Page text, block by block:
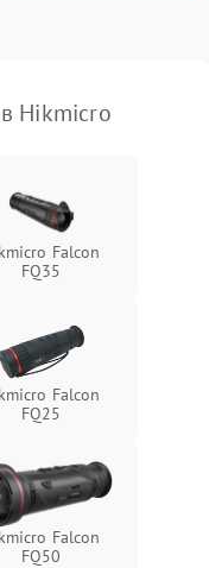
Hikmicro
Falcon
FQ35
Falcon
FQ25
Falcon
FQ50